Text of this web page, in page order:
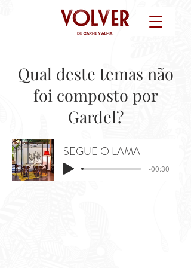
Qual deste temas não
foi composto por
Gardel?
SEGUE O LAMA
-00:30